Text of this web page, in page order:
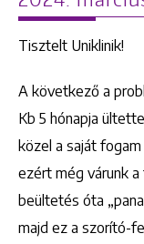
Tisztelt Uniklinik!
A következő a
Kb 5 hónapja
közel a saját
ezért még várunk
beültetés óta
majd ez a szorító-